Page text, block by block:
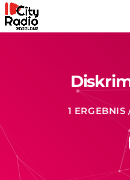
1 ERGEBNIS